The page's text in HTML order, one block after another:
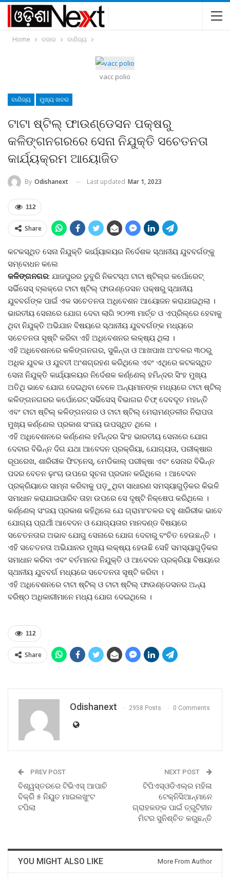
Home ବଜାର ବାଣିଜ୍ୟ
vacc polio
ବାଣିଜ୍ୟ ମୁଖ୍ୟ ଖବର
ଟାଟା ଷ୍ଟିଲ୍ ଫାଉଣ୍ଡେସନ ପକ୍ଷରୁ
କଳିଙ୍ଗନଗରରେ ସେନା ନିଯୁକ୍ତି ସଚେତନତା
କାର୍ଯ୍ୟକ୍ରମ ଆୟୋଜିତ
By Odishanext Last updated Mar 1, 2023
112
Share
କଟକସ୍ଥିତ ସେନା ନିଯୁକ୍ତି କାର୍ଯ୍ୟାଳୟର ନିର୍ଦେଶକ ସ୍ଥାନୀୟ ଯୁବବର୍ଗଙ୍କୁ
ସମ୍ବୋଧନ କଲେ
କଳିଙ୍ଗନଗର: ଯାଜପୁରର ଡୁବୁରି ନିକଟସ୍ଥ ଟାଟା ଷ୍ଟିଲ୍‌ର କର୍ପୋରେଟ୍
ସର୍ଭିସେସ୍ ବ୍ଲକ୍‌ରେ ଟାଟା ଷ୍ଟିଲ୍ ଫାଉଣ୍ଡେସନ ପକ୍ଷରୁ ସ୍ଥାନୀୟ
ଯୁବବର୍ଗଙ୍କ ପାଇଁ ଏକ ସଚେତନତା ଅଧିବେଶନ ଆୟୋଜନ କରାଯାଇଥିଲା ।
ଭାରତୀୟ ସେନାରେ ଯୋଗ ଦେବା ଲାଗି ୨୦୨୩ ମାର୍ଚ୍ଚ ଓ ଏପ୍ରିଲ୍‌ରେ ହେବାକୁ
ଥିବା ନିଯୁକ୍ତି ଅଭିଯାନ ବିଷୟରେ ସ୍ଥାନୀୟ ଯୁବବର୍ଗଙ୍କ ମଧ୍ୟରେ
ସଚେତନତା ସୃଷ୍ଟି କରିବା ଏହି ଅଧିବେଶନର ଲକ୍ଷ୍ୟ ଥିଲା ।
ଏହି ଅଧିବେଶନରେ କଳିଙ୍ଗନଗର, ସୁକିନ୍ଦା ଓ ଆଖପାଖ ଅଂଚଳର ୩୦ରୁ
ଅଧିକ ଯୁବକ ଓ ଯୁବତୀ ଅଂଶଗ୍ରହଣ କରିଥିଲେ ଏବଂ ଏଥିରେ କଟକସ୍ଥିତ
ସେନା ନିଯୁକ୍ତି କାର୍ଯ୍ୟାଳୟର ନିର୍ଦେଶକ କର୍ଣ୍ଣେଲ୍ ହମିନ୍ଦର ସିଂହ ମୁଖ୍ୟ
ଅତିଥି ଭାବେ ଯୋଗ ଦେଇଥିବା ବେଳେ ଅନ୍ୟମାନଙ୍କ ମଧ୍ୟରେ ଟାଟା ଷ୍ଟିଲ୍
କଳିଙ୍ଗନଗରର କର୍ପୋରେଟ୍ ସର୍ଭିସେସ୍ ବିଭାଗର ଚିଫ୍ ଦେବଦୂତ ମହାନ୍ତି
ଏବଂ ଟାଟା ଷ୍ଟିଲ୍ କଳିଙ୍ଗନଗର ଓ ଟାଟା ଷ୍ଟିଲ୍ ମେରାମଣ୍ଡଳୀର ନିରାପତା
ମୁଖ୍ୟ କର୍ଣ୍ଣେଲ ପ୍ରକାଶ ସଂଜୟ ଉପସ୍ଥିତ ଥିଲେ ।
ଏହି ଅଧିବେଶନରେ କର୍ଣ୍ଣେଲ ହମିନ୍ଦର ସିଂହ ଭାରତୀୟ ସେନାରେ ଯୋଗ
ଦେବାର ବିଭିନ୍ନ ଦିଗ ଯଥା ଆବେଦନ ପ୍ରକ୍ରିୟା, ଯୋଗ୍ୟତା, ପରୀକ୍ଷାର
ରୂପରେଖ, ଶାରିରୀକ ଫିଟ୍‌ନେସ୍‌, ମେଡିକାଲ୍ ପରୀକ୍ଷା ଏବଂ ସେନାର ବିଭିନ୍ନ
ପଦର ବେତନ ଢ଼ାଂଚା ଉପରେ ସୂଚନା ପ୍ରଦାନ କରିଥିଲେ । ଆବେଦନ
ପ୍ରକ୍ରିୟାରେ ସାମ୍ନା କରିବାକୁ ପଡ଼ୁଥିବା ସାଧାରଣ ସମସ୍ୟାଗୁଡ଼ିକର କିଭଳି
ସମାଧାନ କରାଯାଇପାରିବ ତାହା ଉପରେ ସେ ଦୃଷ୍ଟି ନିକ୍ଷେପ କରିଥିଲେ ।
କର୍ଣ୍ଣେଲ୍ ସଂଜୟ ପ୍ରକାଶ କହିଥିଲେ ଯେ ଗ୍ରାମାଂଚଳର ବହୁ ଶାରିରୀକ ଭାବେ
ଯୋଗ୍ୟ ପ୍ରାର୍ଥୀ ଆବେଦନ ଓ ଯୋଗ୍ୟତାର ମାନଦଣ୍ଡ ବିଷୟରେ
ସଚେତନତାର ଅଭାବ ଯୋଗୁ ସେନାରେ ଯୋଗ ଦେବାରୁ ବଂଚିତ ହେଉଛନ୍ତି ।
ଏହି ସଚେତନତା ଅଭିଯାନର ମୁଖ୍ୟ ଲକ୍ଷ୍ୟ ହେଉଛି ସେହି ସମସ୍ୟାଗୁଡ଼ିକର
ସମାଧାନ କରିବା ଏବଂ ବର୍ତମାନର ନିଯୁକ୍ତି ଓ ଆବେଦନ ପ୍ରକ୍ରିୟା ବିଷୟରେ
ସ୍ଥାନୀୟ ଯୁବବର୍ଗ ମଧ୍ୟରେ ସଚେତନତା ସୃଷ୍ଟି କରିବା ।
ଏହି ଅଧିବେଶନରେ ଟାଟା ଷ୍ଟିଲ୍ ଓ ଟାଟା ଷ୍ଟିଲ୍ ଫାଉଣ୍ଡେସନର ଅନ୍ୟ
ବରିଷ୍ଠ ଅଧିକାରୀମାନେ ମଧ୍ୟ ଯୋଗ ଦେଇଥିଲେ ।
112
Share
Odishanext 2958 Posts 0 Comments
PREV POST
ବିଶ୍ୱସ୍ତରରେ ଟିଭିଏସ୍ ଆପାଚି
ବିକ୍ରିି ୫ ନିୟୁତ ମାଇଲଖୁଂଟ
ଟପିଲା
NEXT POST
ଟିପିଏସ୍‌ଓଡିଏଲ୍‌ର ମହିଳା
ଟେକ୍ନିସିଆନ୍‌ମାନେ
ଗ୍ରାହକଙ୍କ ପାଇଁ ତ୍ରୁଟିହୀନ
ମିଟର ସୁନିଶ୍ଚିତ କରୁଛନ୍ତି
YOU MIGHT ALSO LIKE More From Author